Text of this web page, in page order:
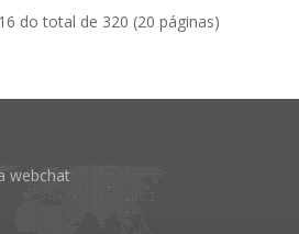
do total de 320 (20 páginas)
webchat